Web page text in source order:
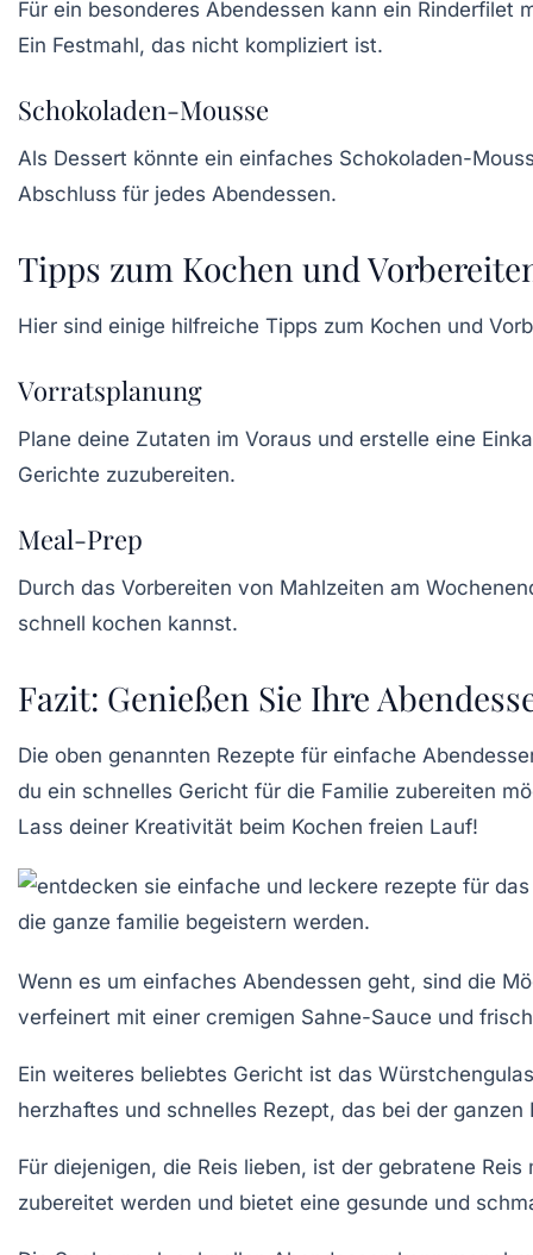
Für ein besonderes Abendessen kann ein Rinderfilet
Ein Festmahl, das nicht kompliziert ist.
Schokoladen-Mousse
Als Dessert könnte ein einfaches Schokoladen-
Abschluss für jedes Abendessen.
Tipps zum Kochen und
Hier sind einige hilfreiche Tipps zum Kochen und
Vorratsplanung
Plane deine Zutaten im Voraus und erstelle eine
Gerichte zuzubereiten.
Meal-Prep
Durch das Vorbereiten von Mahlzeiten am
schnell kochen kannst.
Fazit: Genießen Sie Ihre
Die oben genannten Rezepte für einfache
du ein schnelles Gericht für die Familie zubereiten
Lass deiner Kreativität beim Kochen freien Lauf!
Wenn es um einfaches Abendessen geht, sind die
verfeinert mit einer cremigen Sahne-Sauce und
Ein weiteres beliebtes Gericht ist das
herzhaftes und schnelles Rezept, das bei der
Für diejenigen, die Reis lieben, ist der gebratene Reis
zubereitet werden und bietet eine gesunde und